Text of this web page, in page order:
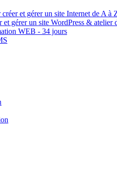
et gérer un site Internet de A à
gérer un site WordPress & atelier
WEB - 34 jours